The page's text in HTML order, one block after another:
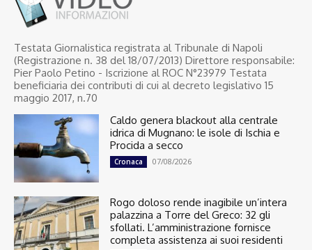
Testata Giornalistica registrata al Tribunale di Napoli
(Registrazione n. 38 del 18/07/2013) Direttore responsabile:
Pier Paolo Petino - Iscrizione al ROC N°23979 Testata
beneficiaria dei contributi di cui al decreto legislativo 15
maggio 2017, n.70
Caldo genera blackout alla centrale
idrica di Mugnano: le isole di Ischia e
Procida a secco
Cronaca 07/08/2026
Rogo doloso rende inagibile un’intera
palazzina a Torre del Greco: 32 gli
sfollati. L’amministrazione fornisce
completa assistenza ai suoi residenti